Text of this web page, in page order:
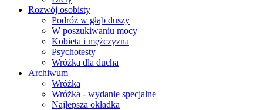
Rozwój osobisty
Podróż w głąb duszy
W poszukiwaniu mocy
Kobieta i mężczyzna
Psychotesty
Wróżka dla ducha
Archiwum
Wróżka
Wróżka - wydanie specjalne
Najlepsza okładka